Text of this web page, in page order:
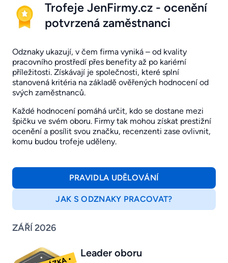
Trofeje JenFirmy.cz - ocenění
potvrzená zaměstnanci
Odznaky ukazují, v čem firma vyniká – od kvality
pracovního prostředí přes benefity až po kariérní
příležitosti. Získávají je společnosti, které splní
stanovená kritéria na základě ověřených hodnocení od
svých zaměstnanců.
Každé hodnocení pomáhá určit, kdo se dostane mezi
špičku ve svém oboru. Firmy tak mohou získat prestižní
ocenění a posílit svou značku, recenzenti zase ovlivnit,
komu budou trofeje uděleny.
PRAVIDLA UDĚLOVÁNÍ
JAK S ODZNAKY PRACOVAT?
ZÁŘÍ 2026
Leader oboru